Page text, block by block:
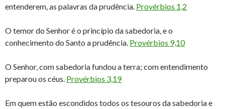
entenderem, as palavras da prudência. Provérbios 1,2
O temor do Senhor é o princípio da sabedoria, e o
conhecimento do Santo a prudência. Provérbios 9,10
O Senhor, com sabedoria fundou a terra; com entendimento
preparou os céus. Provérbios 3,19
Em quem estão escondidos todos os tesouros da sabedoria e